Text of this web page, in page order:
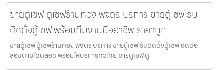
ขายตู้เซฟ ตู้เซฟร้านทอง พิจิตร บริการ ขายตู้เซฟ รับ
ติดตั้งตู้เซฟ พร้อมทีมงานมืออาชีพ ราคาถูก
ขายตู้เซฟ ตู้เซฟร้านทอง พิจิตร บริการ ขายตู้เซฟ รับติดตั้งตู้เซฟ ติดต่อ
สอบถามได้ตลอด พร้อมให้บริการทั่วไทย ขายตู้เซฟ ตู้